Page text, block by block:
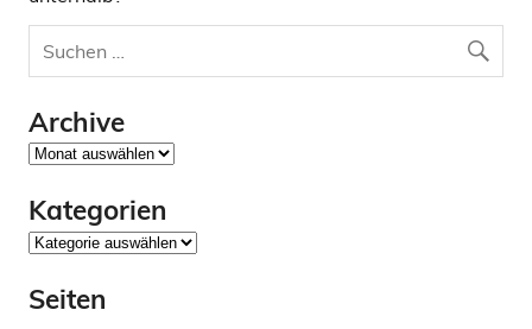
Archive
Archive
Kategorien
Kategorien
Seiten